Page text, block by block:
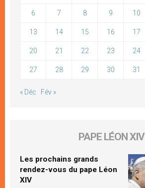
6 7 8 9 10
13 14 15 16 17
20 21 22 23 24
27 28 29 30 31
« Déc Fév »
PAPE LÉON XIV
Les prochains grands
rendez-vous du pape Léon
XIV